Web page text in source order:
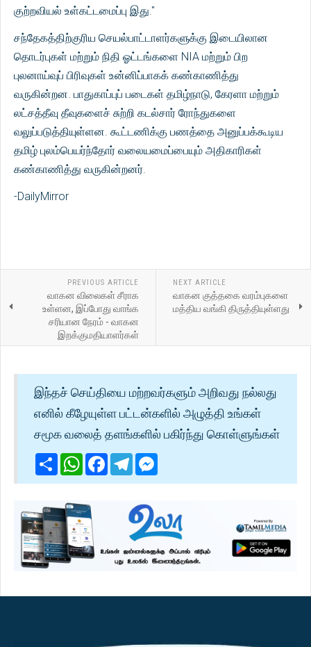
குற்றவியல் உள்கட்டமைப்பு இது."
சந்தேகத்திற்குரிய செயல்பாட்டாளர்களுக்கு இடையிலான
தொடர்புகள் மற்றும் நிதி ஓட்டங்களை NIA மற்றும் பிற
புலனாய்வுப் பிரிவுகள் உன்னிப்பாகக் கண்காணித்து
வருகின்றன. பாதுகாப்புப் படைகள் தமிழ்நாடு, கேரளா மற்றும்
லட்சத்தீவு தீவுகளைச் சுற்றி கடல்சார் ரோந்துகளை
வலுப்படுத்தியுள்ளன. கூட்டணிக்கு பணத்தை அனுப்பக்கூடிய
தமிழ் புலம்பெயர்ந்தோர் வலையமைப்பையும் அதிகாரிகள்
கண்காணித்து வருகின்றனர்.
-DailyMirror
PREVIOUS ARTICLE
வாகன விலைகள் சீராக
உள்ளன, இப்போது வாங்க
சரியான நேரம் - வாகன
இறக்குமதியாளர்கள்
NEXT ARTICLE
வாகன குத்தகை வரம்புகளை
மத்திய வங்கி திருத்தியுள்ளது
இந்தச் செய்தியை மற்றவர்களும் அறிவது நல்லது
எனில் கீழேயுள்ள பட்டன்களில் அழுத்தி உங்கள்
சமூக வலைத் தளங்களில் பகிர்ந்து கொள்ளுங்கள்
ShareWhatsApp
Facebook
Telegram